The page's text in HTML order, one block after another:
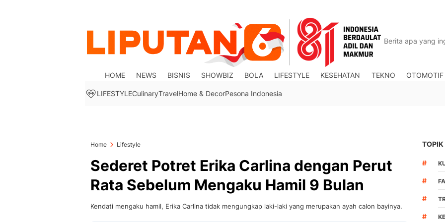
HOME NEWS BISNIS SHOWBIZ BOLA LIFESTYLE KESEHATAN TEKNO OTOMOTIF
LIFESTYLECulinaryTravelHome & DecorPesona Indonesia
Home Lifestyle
Sederet Potret Erika Carlina dengan Perut
Rata Sebelum Mengaku Hamil 9 Bulan
Kendati mengaku hamil, Erika Carlina tidak mengungkap laki-laki yang merupakan ayah calon bayinya.
TOPIK
#
#
#
#